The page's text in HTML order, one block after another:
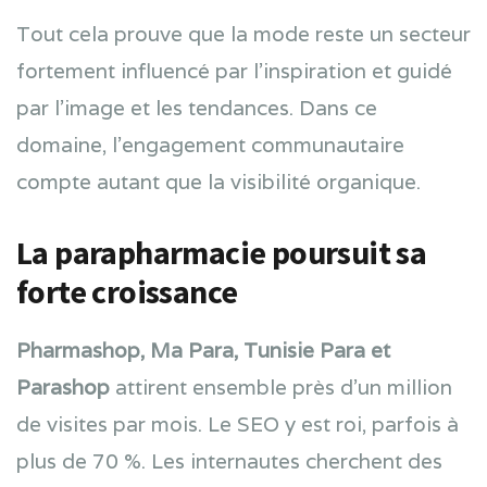
Tout cela prouve que la mode reste un secteur
fortement influencé par l’inspiration et guidé
par l’image et les tendances. Dans ce
domaine, l’engagement communautaire
compte autant que la visibilité organique.
La parapharmacie poursuit sa
forte croissance
Pharmashop, Ma Para, Tunisie Para et
Parashop attirent ensemble près d’un million
de visites par mois. Le SEO y est roi, parfois à
plus de 70 %. Les internautes cherchent des